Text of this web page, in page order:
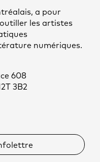
a pour
les artistes
numériques.
608
3B2